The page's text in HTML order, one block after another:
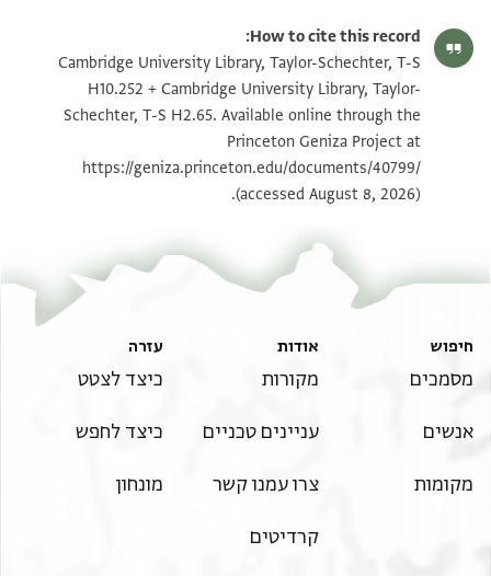
T-S H10.252 1v הגדל וסובב
T-S H2.65 1r הגדל וסובב
T-S H2.65 1v
How to cite this record:
Cambridge University Library, Taylor-Schechter, T-S
H10.252 + Cambridge University Library, Taylor-
Schechter, T-S H2.65. Available online through the
Princeton Geniza Project at
https://geniza.princeton.edu/documents/40799/
(accessed August 8, 2026).
חיפוש
מסמכים
אנשים
מקומות
אודות
מקורות
עניינים טכניים
צרו עמנו קשר
קרדיטים
עזרה
כיצד לצטט
כיצד לחפש
מונחון